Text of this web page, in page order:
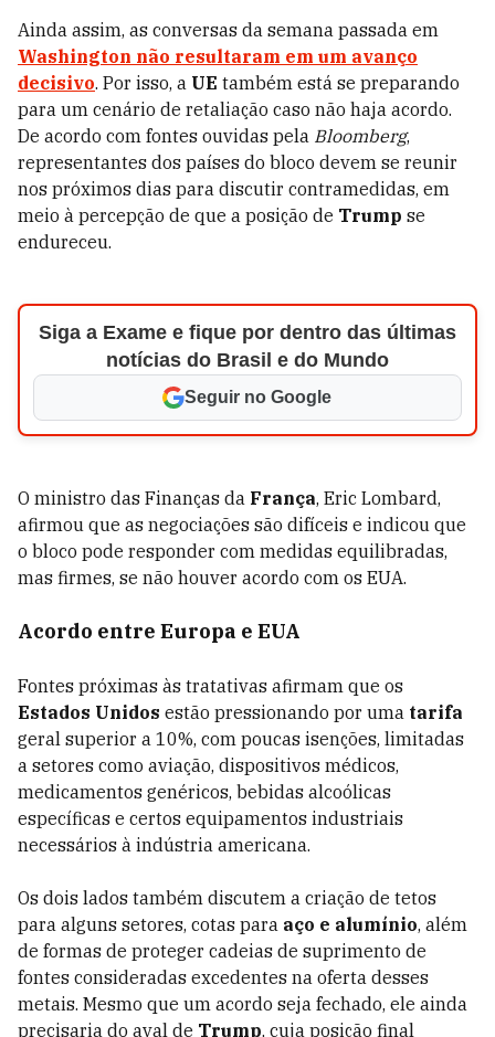
Ainda assim, as conversas da semana passada em
Washington não resultaram em um avanço
decisivo. Por isso, a UE também está se preparando
para um cenário de retaliação caso não haja acordo.
De acordo com fontes ouvidas pela Bloomberg,
representantes dos países do bloco devem se reunir
nos próximos dias para discutir contramedidas, em
meio à percepção de que a posição de Trump se
endureceu.
Siga a Exame e fique por dentro das últimas
notícias do Brasil e do Mundo
Seguir no Google
O ministro das Finanças da França, Eric Lombard,
afirmou que as negociações são difíceis e indicou que
o bloco pode responder com medidas equilibradas,
mas firmes, se não houver acordo com os EUA.
Acordo entre Europa e EUA
Fontes próximas às tratativas afirmam que os
Estados Unidos estão pressionando por uma tarifa
geral superior a 10%, com poucas isenções, limitadas
a setores como aviação, dispositivos médicos,
medicamentos genéricos, bebidas alcoólicas
específicas e certos equipamentos industriais
necessários à indústria americana.
Os dois lados também discutem a criação de tetos
para alguns setores, cotas para aço e alumínio, além
de formas de proteger cadeias de suprimento de
fontes consideradas excedentes na oferta desses
metais. Mesmo que um acordo seja fechado, ele ainda
precisaria do aval de Trump, cuja posição final